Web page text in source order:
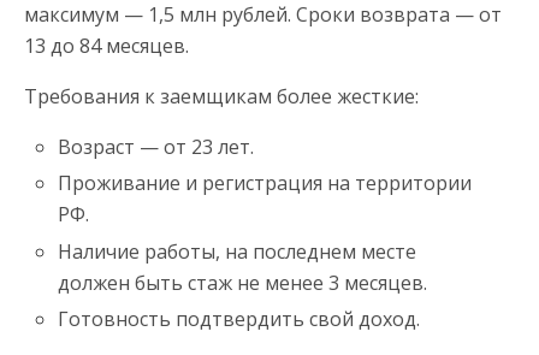
максимум — 1,5 млн рублей. Сроки возврата — от
13 до 84 месяцев.
Требования к заемщикам более жесткие:
Возраст — от 23 лет.
Проживание и регистрация на территории
РФ.
Наличие работы, на последнем месте
должен быть стаж не менее 3 месяцев.
Готовность подтвердить свой доход.